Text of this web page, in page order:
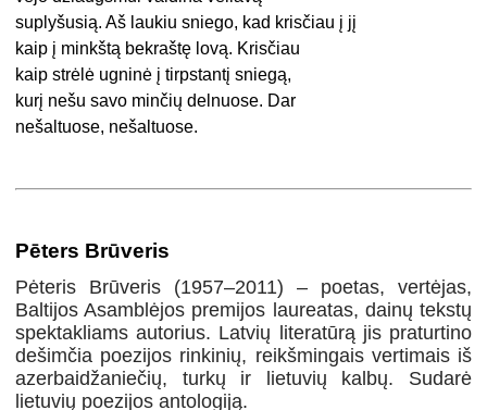
suplyšusią. Aš laukiu sniego, kad krisčiau į jį
kaip į minkštą bekraštę lovą. Krisčiau
kaip strėlė ugninė į tirpstantį sniegą,
kurį nešu savo minčių delnuose. Dar
nešaltuose, nešaltuose.
Pēters Brūveris
Pėteris Brūveris (1957–2011) – poetas, vertėjas,
Baltijos Asamblėjos premijos laureatas, dainų tekstų
spektakliams autorius. Latvių literatūrą jis praturtino
dešimčia poezijos rinkinių, reikšmingais vertimais iš
azerbaidžaniečių, turkų ir lietuvių kalbų. Sudarė
lietuvių poezijos antologiją.